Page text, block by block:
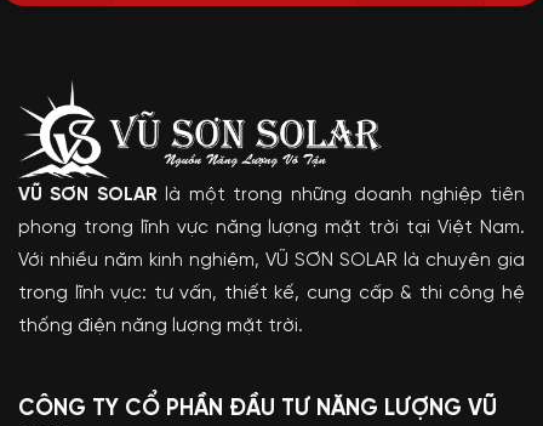
VŨ SƠN SOLAR là một trong những doanh nghiệp tiên
phong trong lĩnh vực năng lượng mặt trời tại Việt Nam.
Với nhiều năm kinh nghiệm, VŨ SƠN SOLAR là chuyên gia
trong lĩnh vực: tư vấn, thiết kế, cung cấp & thi công hệ
thống điện năng lượng mặt trời.
CÔNG TY CỔ PHẦN ĐẦU TƯ NĂNG LƯỢNG VŨ